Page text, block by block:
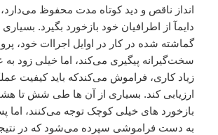
انداز ناقص و دید کوتاه ‌مدت محفوظ
دایمآ از اطرافیان خود بازخورد بگیرد. بسیاری
گماشته شده در کار در اوایل اجراات خود،
سخت‌گیرانه پیگیری می‌کند، اما خیلی زود
زیاد کاری، فراموش می‌کندکه باید کیفیت
ارزیابی کند. بسیاری از آن‌ ها طی شش تا
بازخورد های خیلی کوچک توجه می‌کنند، اما
به دست فراموشی سپرده می‌شود که در